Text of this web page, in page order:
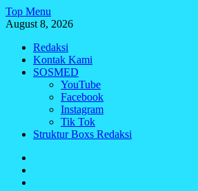
Skip
to
Top Menu
August 8, 2026
Redaksi
Kontak Kami
SOSMED
YouTube
Facebook
Instagram
Tik Tok
Struktur Boxs Redaksi